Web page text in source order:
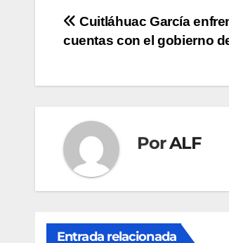
Navegación
entradas
Cuitláhuac García
cuentas con el gobierno
PorALF
Entrada relacionada